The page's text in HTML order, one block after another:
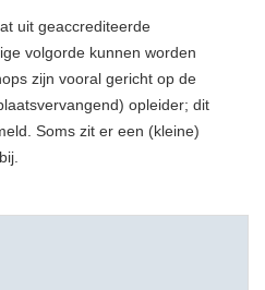
uit geaccrediteerde
volgorde kunnen worden
zijn vooral gericht op de
opleider; dit
Soms zit er een (kleine)